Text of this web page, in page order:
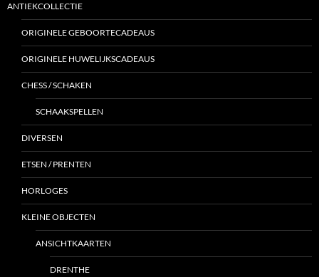
ANTIEKCOLLECTIE
ORIGINELE GEBOORTECADEAUS
ORIGINELE HUWELIJKSCADEAUS
CHESS / SCHAKEN
SCHAAKSPELLEN
DIVERSEN
ETSEN / PRENTEN
HORLOGES
KLEINE OBJECTEN
ANSICHTKAARTEN
DRENTHE